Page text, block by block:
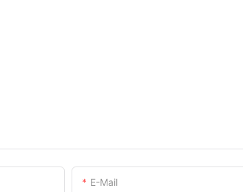
E-Mail